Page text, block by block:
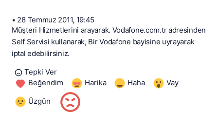
• 28 Temmuz 2011, 19:45
Müşteri Hizmetlerini arayarak. Vodafone.com.tr adresinden
Self Servisi kullanarak, Bir Vodafone bayisine uyrayarak
iptal edebilirsiniz.
Tepki Ver
Beğendim
Harika Haha Vay
Üzgün